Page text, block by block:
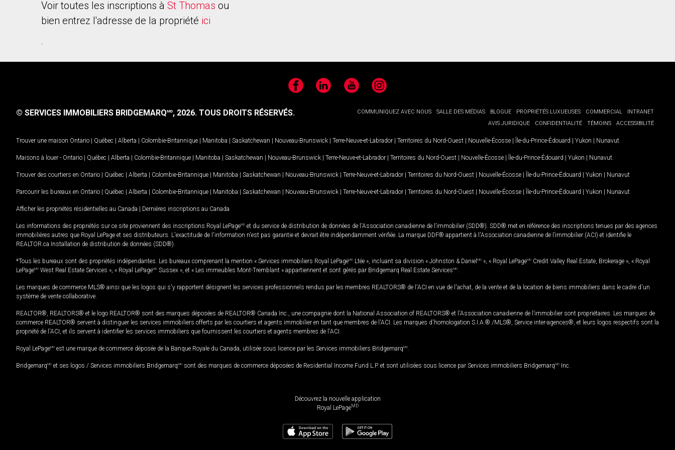
Voir toutes les inscriptions à St Thomas ou
bien entrez l'adresse de la propriété ici
.
FacebookLinkedIn YouTubeInstagram
COMMUNIQUEZ AVEC NOUS SALLE DES MÉDIAS BLOGUE PROPRIÉTÉS LUXUEUSES COMMERCIAL
INTRANET
AVIS JURIDIQUE
CONFIDENTIALITÉ TÉMOINS ACCESSIBILITÉ
© SERVICES IMMOBILIERS BRIDGEMARQMD, 2026. TOUS DROITS RÉSERVÉS.
Trouver une maison Ontario | Québec | Alberta | Colombie-Britannique | Manitoba | Saskatchewan | Nouveau-Brunswick | Terre-Neuve-et-Labrador | Territoires du Nord-Ouest | Nouvelle-Écosse | Île-du-Prince-Édouard | Yukon | Nunavut
Maisons à louer - Ontario | Québec | Alberta | Colombie-Britannique | Manitoba | Saskatchewan | Nouveau-Brunswick | Terre-Neuve-et-Labrador | Territoires du Nord-Ouest | Nouvelle-Écosse | Île-du-Prince-Édouard | Yukon | Nunavut
Trouver des courtiers en Ontario | Québec | Alberta | Colombie-Britannique | Manitoba | Saskatchewan | Nouveau-Brunswick | Terre-Neuve-et-Labrador | Territoires du Nord-Ouest | Nouvelle-Écosse | Île-du-Prince-Édouard | Yukon | Nunavut
Parcourir les bureaux en Ontario | Québec | Alberta | Colombie-Britannique | Manitoba | Saskatchewan | Nouveau-Brunswick | Terre-Neuve-et-Labrador | Territoires du Nord-Ouest | Nouvelle-Écosse | Île-du-Prince-Édouard | Yukon | Nunavut
Afficher les propriétés résidentielles au Canada | Dernières inscriptions au Canada
Les informations des propriétés sur ce site proviennent des inscriptions Royal LePageMD et du service de distribution de données de l'Association canadienne de l’immobilier (SDD®). SDD® met en référence des inscriptions tenues par des agences
immobilières autres que Royal LePage et ses distributeurs. L'exactitude de l'information n'est pas garantie et devrait être indépendamment vérifiée. La marque DDF® appartient à l'Association canadienne de l’immobilier (ACI) et identifie le
REALTOR.ca Installation de distribution de données (SDD®).
*Tous les bureaux sont des propriétés indépendantes. Les bureaux comprenant la mention « Services immobiliers Royal LePageMD Ltée », incluant sa division « Johnston & Daniel MD », « Royal LePageMD Credit Valley Real Estate, Brokerage », « Royal
LePageMD West Real Estate Services », « Royal LePageMD Sussex », et « Les immeubles Mont-Tremblant » appartiennent et sont gérés par Bridgemarq Real Estate ServicesMD
Les marques de commerce MLS® ainsi que les logos qui s'y rapportent désignent les services professionnels rendus par les membres REALTORS® de l'ACI en vue de l'achat, de la vente et de la location de biens immobiliers dans le cadre d'un
système de vente collaborative.
REALTOR®, REALTORS® et le logo REALTOR® sont des marques déposées de REALTOR® Canada Inc., une compagnie dont la National Association of REALTORS® et l'Association canadienne de l’immobilier sont propriétaires. Les marques de
commerce REALTOR® servent à distinguer les services immobiliers offerts par les courtiers et agents immobilier en tant que membres de l'ACI. Les marques d'homologation S.I.A.® /MLS®, Service inter-agences®, et leurs logos respectifs sont la
propriété de l'ACI, et ils servent à identifier les services immobiliers que fournissent les courtiers et agents membres de l'ACI.
Royal LePageMD est une marque de commerce déposée de la Banque Royale du Canada, utilisée sous licence par les Services immobiliers BridgemarqMD
BridgemarqMD et ses logos / Services immobiliers BridgemarqMD sont des marques de commerce déposées de Residential Income Fund L.P. et sont utilisées sous licence par Services immobiliers BridgemarqMD Inc.
Découvrez la nouvelle application
Royal LePageMD